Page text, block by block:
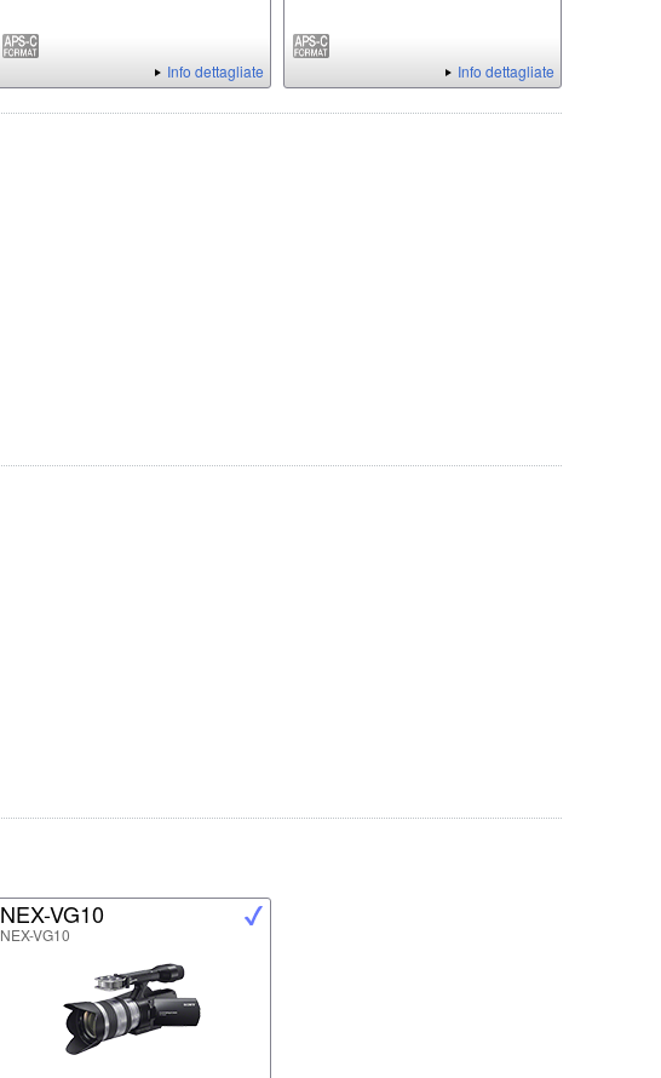
Info dettagliate Info dettagliate
NEX-VG10
NEX-VG10